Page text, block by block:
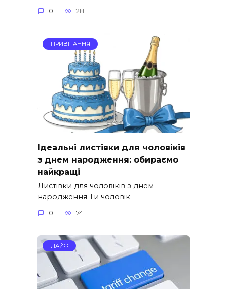
0 28
ПРИВІТАННЯ
Ідеальні листівки для чоловіків
з днем народження: обираємо
найкращі
Листівки для чоловіків з днем
народження Ти чоловік
0 74
ЛАЙФ